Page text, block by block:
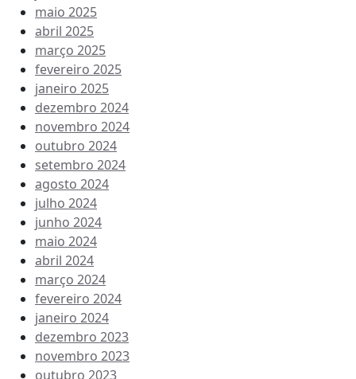
maio 2025
abril 2025
março 2025
fevereiro 2025
janeiro 2025
dezembro 2024
novembro 2024
outubro 2024
setembro 2024
agosto 2024
julho 2024
junho 2024
maio 2024
abril 2024
março 2024
fevereiro 2024
janeiro 2024
dezembro 2023
novembro 2023
outubro 2023